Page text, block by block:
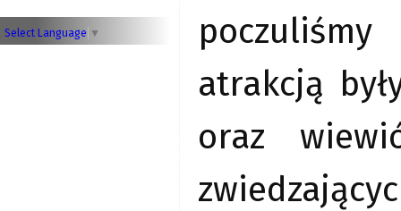
Select Language ▼
atrakcją
oraz